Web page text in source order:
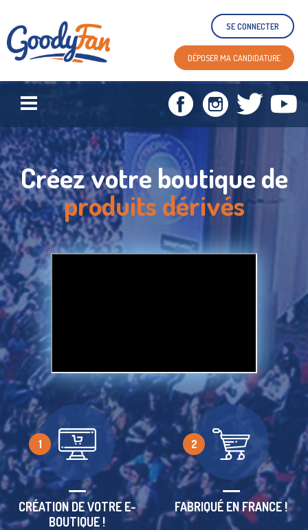
SE CONNECTER
DÉPOSER MA CANDIDATURE
Créez votre boutiquede
produits dérivés
1
CRÉATION DE VOTRE E-
BOUTIQUE !
2
FABRIQUÉ EN FRANCE !